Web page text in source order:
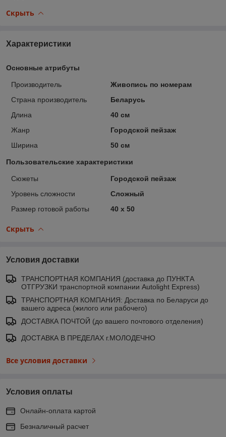
Скрыть
Характеристики
Основные атрибуты
Производитель
Живопись по номерам
Страна производитель
Беларусь
Длина
40 см
Жанр
Городской пейзаж
Ширина
50 см
Пользовательские характеристики
Сюжеты
Городской пейзаж
Уровень сложности
Сложный
Размер готовой работы
40 x 50
Скрыть
Условия доставки
ТРАНСПОРТНАЯ КОМПАНИЯ (доставка до ПУНКТА
ОТГРУЗКИ транспортной компании Autolight Express)
ТРАНСПОРТНАЯ КОМПАНИЯ: Доставка по Беларуси до
вашего адреса (жилого или рабочего)
ДОСТАВКА ПОЧТОЙ (до вашего почтового отделения)
ДОСТАВКА В ПРЕДЕЛАХ г.МОЛОДЕЧНО
Все условия доставки
Условия оплаты
Онлайн-оплата картой
Безналичный расчет